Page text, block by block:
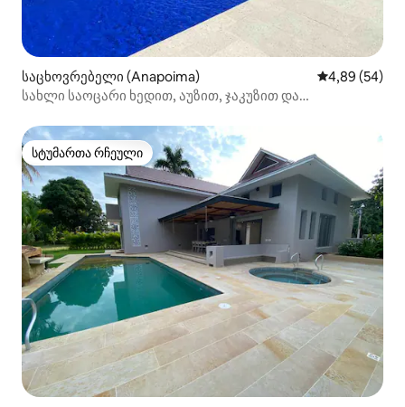
საცხოვრებელი (Anapoima) საშუალო
4,89 (54)
სახლი საოცარი ხედით, აუზით, ჯაკუზით და
სტუმართა რჩეული
სტუმართა რჩეული